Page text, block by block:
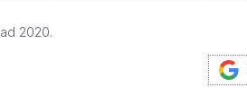
2020.